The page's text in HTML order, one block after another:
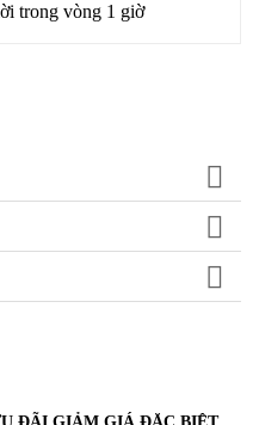
trong vòng 1 giờ